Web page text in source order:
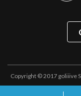
Copyright © 2017 goliiive